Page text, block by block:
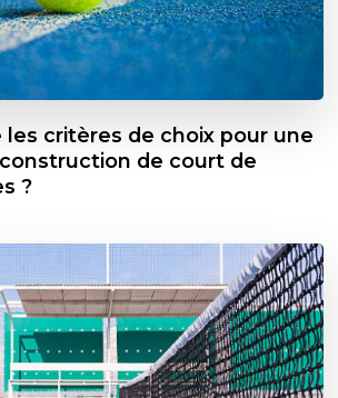
les critères de choix pour une
de court de
?